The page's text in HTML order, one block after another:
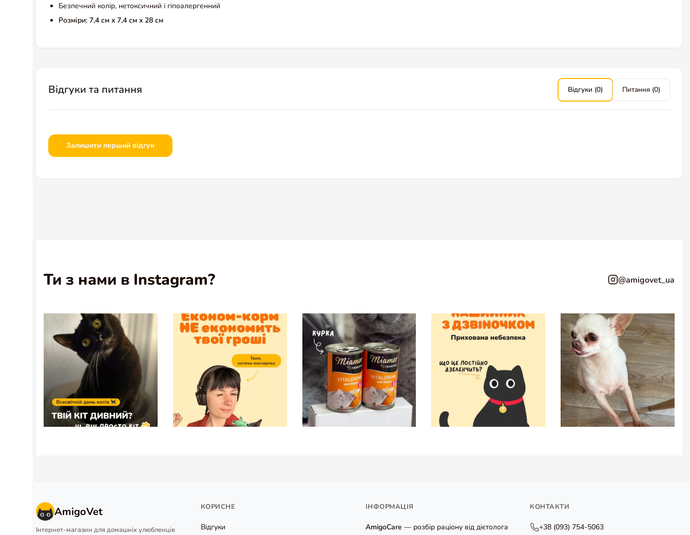
Безпечний колір, нетоксичний і гіпоалергенний
Розміри: 7,4 см x 7,4 см x 28 см
Відгуки та питання Відгуки (0) Питання (0)
Залишити перший відгук
Ти з нами в Instagram? @amigovet_ua
AmigoVet
Інтернет-магазин для домашніх улюбленців
КОРИСНЕ
Відгуки
ІНФОРМАЦІЯ
AmigoCare — розбір раціону від дієтолога
КОНТАКТИ
+38 (093) 754-5063